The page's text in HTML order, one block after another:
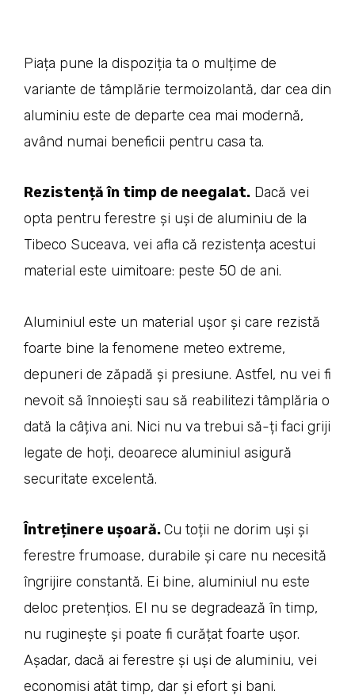
Piața pune la dispoziția ta o mulțime de
variante de tâmplărie termoizolantă, dar cea din
aluminiu este de departe cea mai modernă,
având numai beneficii pentru casa ta.
Rezistență în timp de neegalat. Dacă vei
opta pentru ferestre și uși de aluminiu de la
Tibeco Suceava, vei afla că rezistența acestui
material este uimitoare: peste 50 de ani.
Aluminiul este un material ușor și care rezistă
foarte bine la fenomene meteo extreme,
depuneri de zăpadă și presiune. Astfel, nu vei fi
nevoit să înnoiești sau să reabilitezi tâmplăria o
dată la câțiva ani. Nici nu va trebui să-ți faci griji
legate de hoți, deoarece aluminiul asigură
securitate excelentă.
Întreținere ușoară.Cu toții ne dorim uși și
ferestre frumoase, durabile și care nu necesită
îngrijire constantă. Ei bine, aluminiul nu este
deloc pretențios. El nu se degradează în timp,
nu ruginește și poate fi curățat foarte ușor.
Așadar, dacă ai ferestre și uși de aluminiu, vei
economisi atât timp, dar și efort și bani.